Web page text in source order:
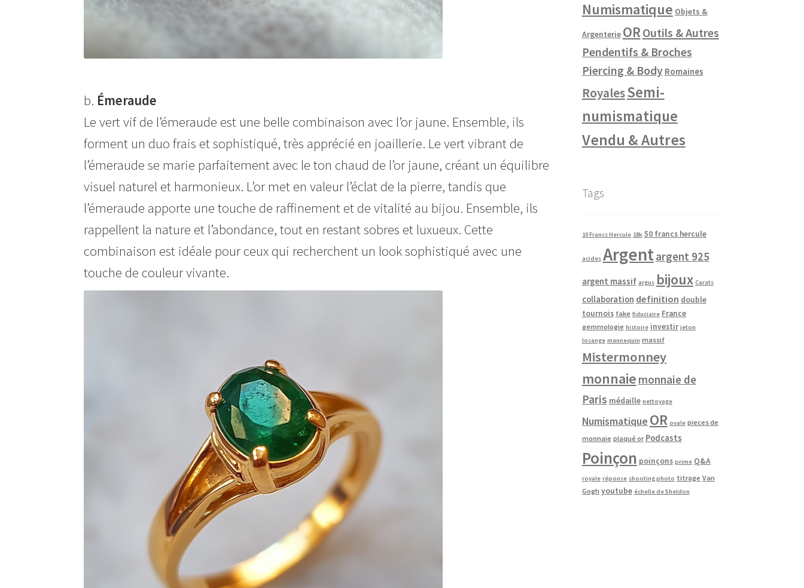
b. Émeraude
Le vert vif de l’émeraude est une belle combinaison avec l’or jaune. Ensemble, ils
forment un duo frais et sophistiqué, très apprécié en joaillerie. Le vert vibrant de
l’émeraude se marie parfaitement avec le ton chaud de l’or jaune, créant un équilibre
visuel naturel et harmonieux. L’or met en valeur l’éclat de la pierre, tandis que
l’émeraude apporte une touche de raffinement et de vitalité au bijou. Ensemble, ils
rappellent la nature et l’abondance, tout en restant sobres et luxueux. Cette
combinaison est idéale pour ceux qui recherchent un look sophistiqué avec une
touche de couleur vivante.
Numismatique Objets &
Argenterie OR Outils & Autres
Pendentifs & Broches
Piercing & Body Romaines
RoyalesSemi-
numismatique
Vendu & Autres
Tags
10 Francs Hercule 18k 50 francs hercule
acides Argentargent 925
argent massif argus bijoux Carats
collaboration definition double
tournois fake fiduciaire France
gemmologie histoire investir jeton
losange mannequin massif
Mistermonney
monnaie monnaie de
Paris médaille nettoyage
Numismatique OR ovale pieces de
monnaie plaqué or Podcasts
Poinçon poinçons prime Q&A
royale réponse shooting photo titrage Van
Gogh youtube échelle de Sheldon